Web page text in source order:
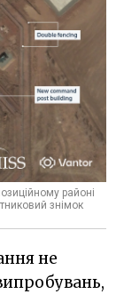
районі
знімок
не